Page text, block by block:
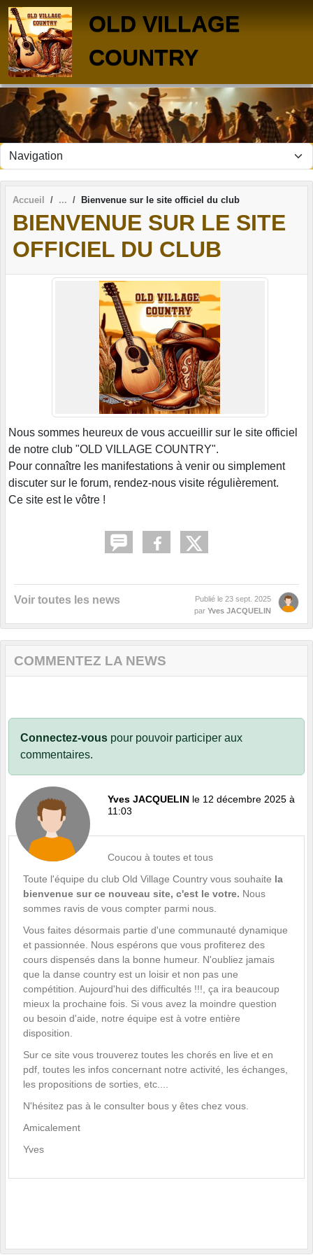
OLD VILLAGE
COUNTRY
Accueil Bienvenue sur le site officiel du club
BIENVENUE SUR LE SITE
OFFICIEL DU CLUB
Nous sommes heureux de vous accueillir sur le site officiel
de notre club "OLD VILLAGE COUNTRY".
Pour connaître les manifestations à venir ou simplement
discuter sur le forum, rendez-nous visite régulièrement.
Ce site est le vôtre !
Voir toutes les news Publié le 23 sept. 2025
par Yves JACQUELIN
COMMENTEZ LA NEWS
Connectez-vous pour pouvoir participer aux
commentaires.
Yves JACQUELIN le 12 décembre 2025 à
11:03
Coucou à toutes et tous
​Toute l'équipe du club Old Village Country vous souhaite la
bienvenue sur ce nouveau site, c'est le votre. Nous
sommes ravis de vous compter parmi nous.
​Vous faites désormais partie d'une communauté dynamique
et passionnée. Nous espérons que vous profiterez des
cours dispensés dans la bonne humeur. N'oubliez jamais
que la danse country est un loisir et non pas une
compétition. Aujourd'hui des difficultés !!!, ça ira beaucoup
mieux la prochaine fois. Si vous avez la moindre question
ou besoin d'aide, notre équipe est à votre entière
disposition.
Sur ce site vous trouverez toutes les chorés en live et en
pdf, toutes les infos concernant notre activité, les échanges,
les propositions de sorties, etc....
N'hésitez pas à le consulter bous y êtes chez vous.
Amicalement
Yves
Panneau de gestion des cookies